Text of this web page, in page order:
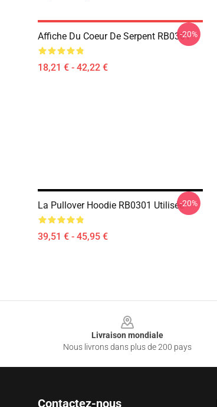
Affiche Du Coeur De Serpent RB0301
18,21 € - 42,22 €
-20%
La Pullover Hoodie RB0301 Utilisée
39,51 € - 45,95 €
-20%
Livraison mondiale
Nous livrons dans plus de 200 pays
Contactez-nous